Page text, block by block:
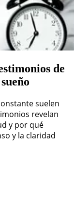
de
suelen
revelan
y por qué
y la claridad